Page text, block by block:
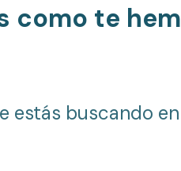
como te
estás buscando en